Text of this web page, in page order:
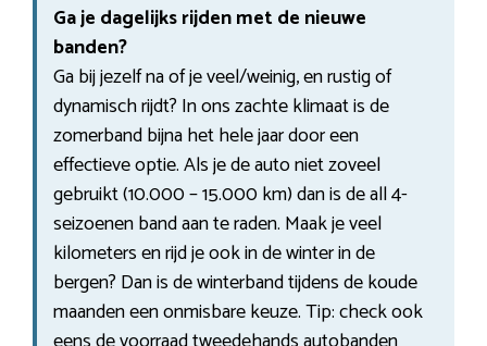
Ga je dagelijks rijden met de nieuwe
banden?
Ga bij jezelf na of je veel/weinig, en rustig of
dynamisch rijdt? In ons zachte klimaat is de
zomerband bijna het hele jaar door een
effectieve optie. Als je de auto niet zoveel
gebruikt (10.000 – 15.000 km) dan is de all 4-
seizoenen band aan te raden. Maak je veel
kilometers en rijd je ook in de winter in de
bergen? Dan is de winterband tijdens de koude
maanden een onmisbare keuze. Tip: check ook